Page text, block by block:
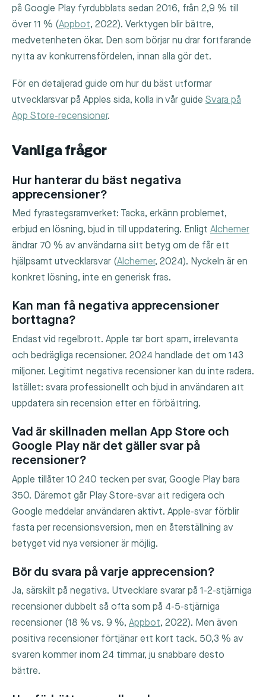
på Google Play fyrdubblats sedan 2016, från 2,9 % till
över 11 % (Appbot, 2022). Verktygen blir bättre,
medvetenheten ökar. Den som börjar nu drar fortfarande
nytta av konkurrensfördelen, innan alla gör det.
För en detaljerad guide om hur du bäst utformar
utvecklarsvar på Apples sida, kolla in vår guide Svara på
App Store-recensioner.
Vanliga frågor
Hur hanterar du bäst negativa
apprecensioner?
Med fyrastegsramverket: Tacka, erkänn problemet,
erbjud en lösning, bjud in till uppdatering. Enligt Alchemer
ändrar 70 % av användarna sitt betyg om de får ett
hjälpsamt utvecklarsvar (Alchemer, 2024). Nyckeln är en
konkret lösning, inte en generisk fras.
Kan man få negativa apprecensioner
borttagna?
Endast vid regelbrott. Apple tar bort spam, irrelevanta
och bedrägliga recensioner. 2024 handlade det om 143
miljoner. Legitimt negativa recensioner kan du inte radera.
Istället: svara professionellt och bjud in användaren att
uppdatera sin recension efter en förbättring.
Vad är skillnaden mellan App Store och
Google Play när det gäller svar på
recensioner?
Apple tillåter 10 240 tecken per svar, Google Play bara
350. Däremot går Play Store-svar att redigera och
Google meddelar användaren aktivt. Apple-svar förblir
fasta per recensionsversion, men en återställning av
betyget vid nya versioner är möjlig.
Bör du svara på varje apprecension?
Ja, särskilt på negativa. Utvecklare svarar på 1-2-stjärniga
recensioner dubbelt så ofta som på 4-5-stjärniga
recensioner (18 % vs. 9 %, Appbot, 2022). Men även
positiva recensioner förtjänar ett kort tack. 50,3 % av
svaren kommer inom 24 timmar, ju snabbare desto
bättre.